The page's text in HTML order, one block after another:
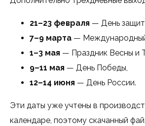
21–23 февраля — День
7–9 марта —
1–3 мая — Праздник Весны и
9–11 мая — День Победы,
12–14 июня — День России.
Эти даты уже учтены в
календаре, поэтому скачанный